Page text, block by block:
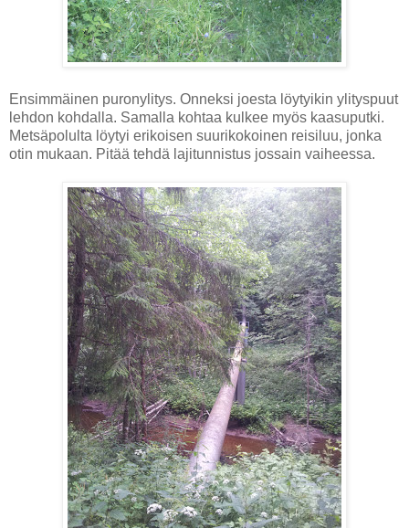
Ensimmäinen puronylitys. Onneksi joesta löytyikin ylityspuut
lehdon kohdalla. Samalla kohtaa kulkee myös kaasuputki.
Metsäpolulta löytyi erikoisen suurikokoinen reisiluu, jonka
otin mukaan. Pitää tehdä lajitunnistus jossain vaiheessa.